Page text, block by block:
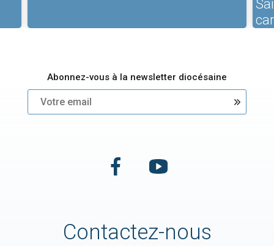
Abonnez-vous à la newsletter diocésaine
Contactez-nous